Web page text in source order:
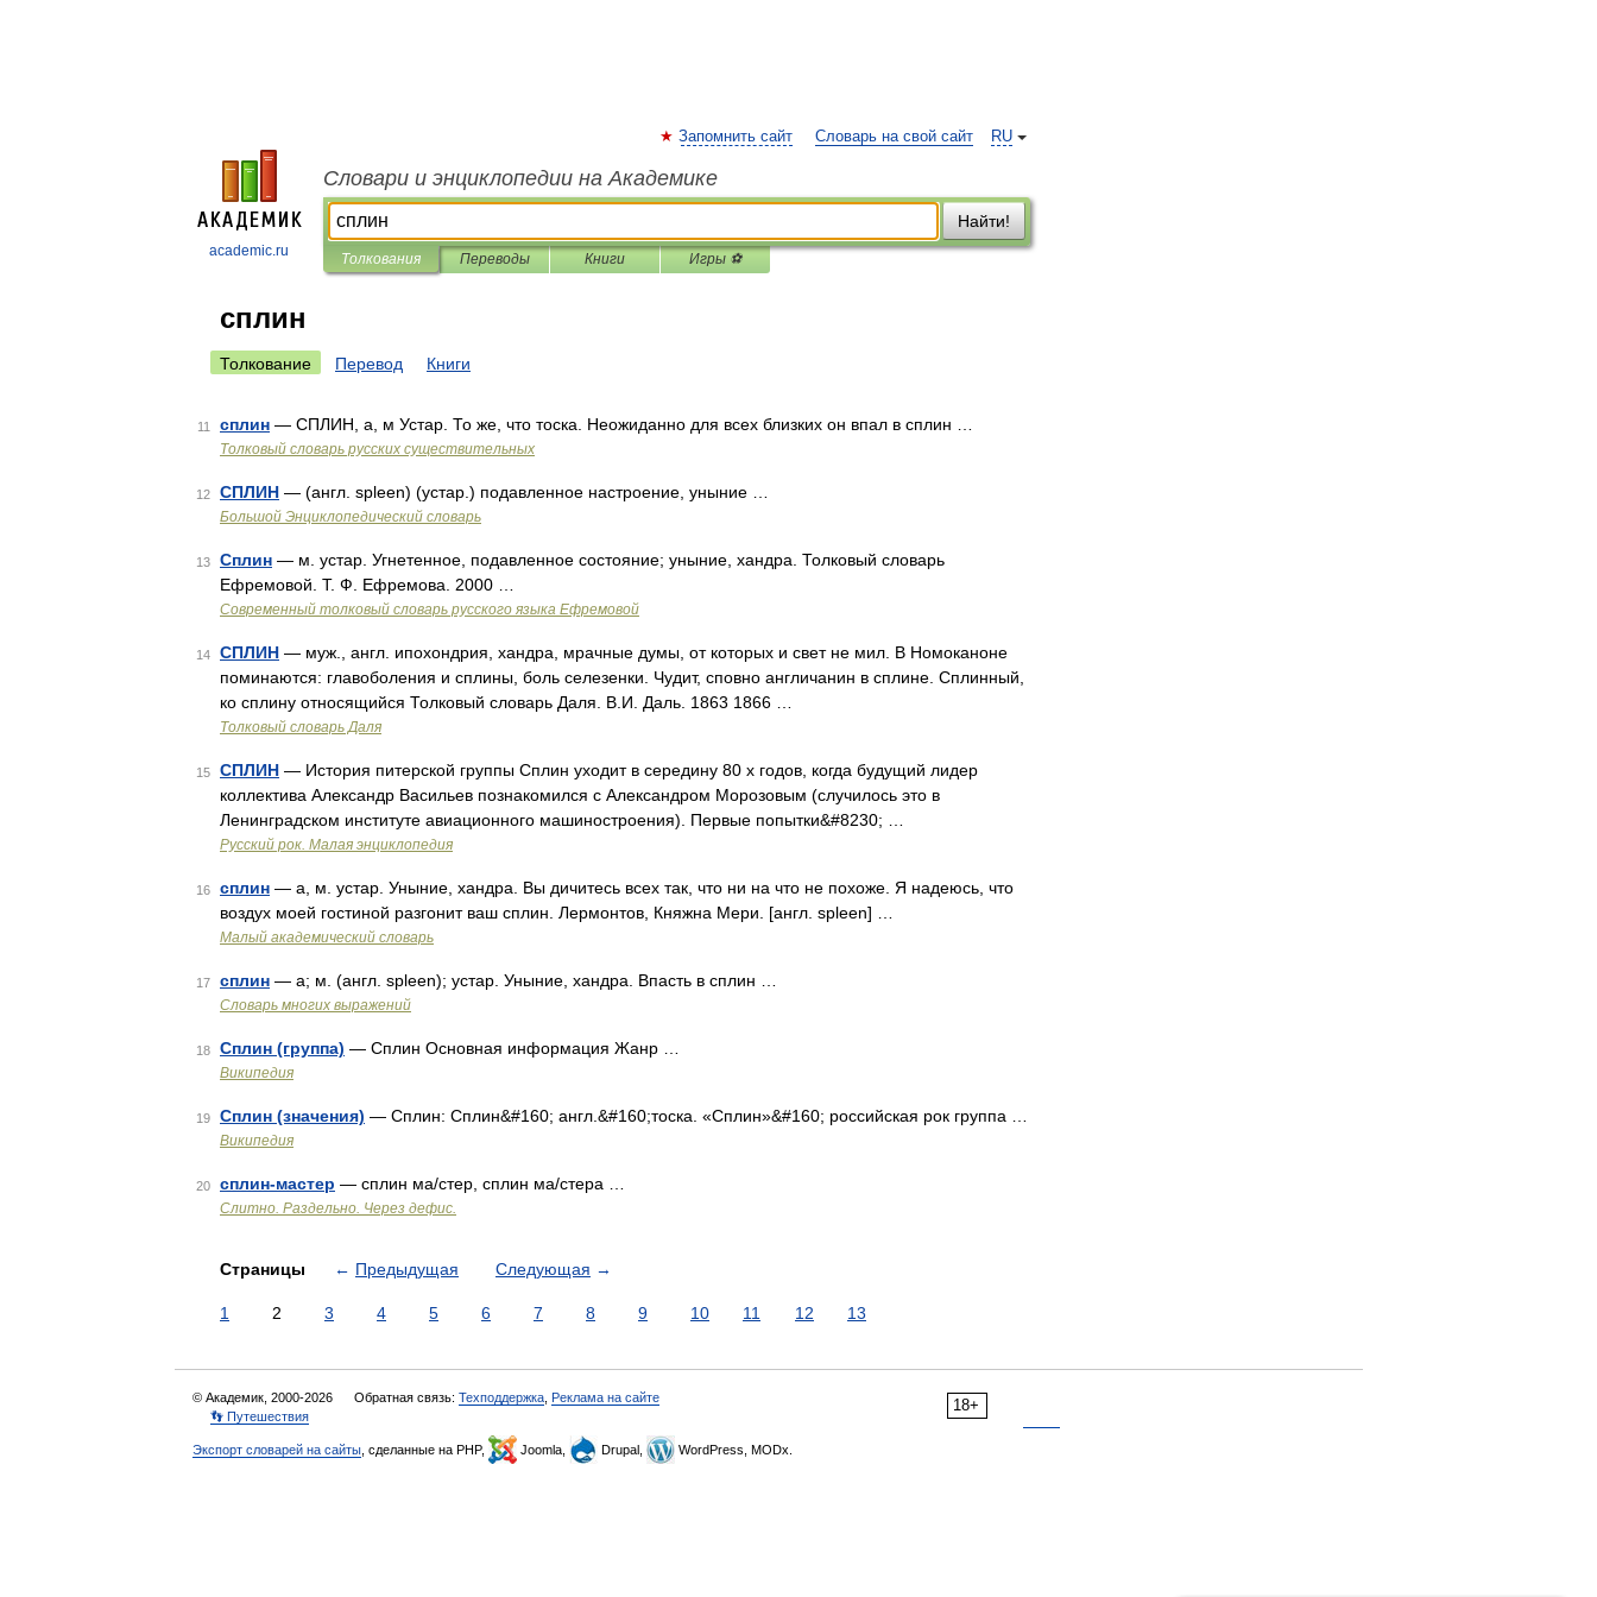
academic.ru
RU
Запомнить сайт Словарь на свой сайт
Словари и энциклопедии на Академике
Найти!
Толкования Переводы Книги Игры ⚽
сплин
Толкование Перевод Книги
11 сплин — СПЛИН, а, м Устар. То же, что тоска. Неожиданно для всех близких он впал в сплин …
Толковый словарь русских существительных
12 СПЛИН — (англ. spleen) (устар.) подавленное настроение, уныние …
Большой Энциклопедический словарь
13 Сплин — м. устар. Угнетенное, подавленное состояние; уныние, хандра. Толковый словарь
Ефремовой. Т. Ф. Ефремова. 2000 …
Современный толковый словарь русского языка Ефремовой
14 СПЛИН — муж., англ. ипохондрия, хандра, мрачные думы, от которых и свет не мил. В Номоканоне
поминаются: главоболения и сплины, боль селезенки. Чудит, сповно англичанин в сплине. Сплинный,
ко сплину относящийся Толковый словарь Даля. В.И. Даль. 1863 1866 …
Толковый словарь Даля
15 СПЛИН — История питерской группы Сплин уходит в середину 80 х годов, когда будущий лидер
коллектива Александр Васильев познакомился с Александром Морозовым (случилось это в
Ленинградском институте авиационного машиностроения). Первые попытки&#8230; …
Русский рок. Малая энциклопедия
16 сплин — а, м. устар. Уныние, хандра. Вы дичитесь всех так, что ни на что не похоже. Я надеюсь, что
воздух моей гостиной разгонит ваш сплин. Лермонтов, Княжна Мери. [англ. spleen] …
Малый академический словарь
17 сплин — а; м. (англ. spleen); устар. Уныние, хандра. Впасть в сплин …
Словарь многих выражений
18 Сплин (группа) — Сплин Основная информация Жанр …
Википедия
19 Сплин (значения) — Сплин: Сплин&#160; англ.&#160;тоска. «Сплин»&#160; российская рок группа …
Википедия
20 сплин-мастер — сплин ма/стер, сплин ма/стера …
Слитно. Раздельно. Через дефис.
Страницы ← Предыдущая Следующая →
1 2 3 4 5 6 7 8 9 10 11 12 13
18+
© Академик, 2000-2026 Обратная связь: Техподдержка Реклама на сайте
👣 Путешествия
Экспорт словарей на сайты , сделанные на PHP, Joomla, Drupal, WordPress, MODx.